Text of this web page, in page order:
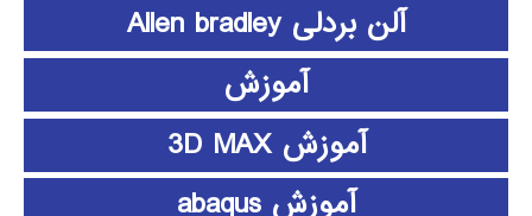
آلن بردلی Allen bradley
آموزش
آموزش 3D MAX
آموزش abaqus